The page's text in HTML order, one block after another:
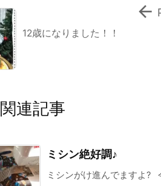
12歳になりました！！

関連記事
ミシン絶好調♪
ミシンがけ進んでますよ?